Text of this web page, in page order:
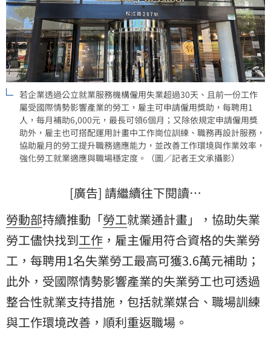
若企業透過公立就業服務機構僱用失業超過30天、且前一份工作
屬受國際情勢影響產業的勞工，雇主可申請僱用獎助，每聘用1
人，每月補助6,000元，最長可領6個月；又除依規定申請僱用獎
助外，雇主也可搭配運用計畫中工作崗位訓練、職務再設計服務，
協助雇月的勞工提升職務適應能力，並改善工作環境與作業效率，
強化勞工就業適應與職場穩定度。（圖／記者王文承攝影）
[廣告] 請繼續往下閱讀…
勞動部持續推動「勞工就業通計畫」，協助失業
勞工儘快找到工作 ，雇主僱用符合資格的失業勞
工，每聘用1名失業勞工最高可獲3.6萬元補助；
此外，受國際情勢影響產業的失業勞工也可透過
整合性就業支持措施，包括就業媒合、職場訓練
與工作環境改善，順利重返職場。